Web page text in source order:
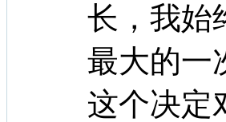
长，我始
最大的一
这个决定